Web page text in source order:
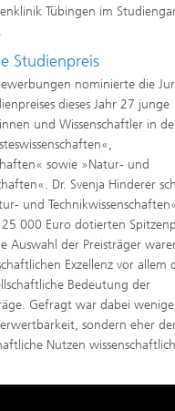
Tübingen im
Studienpreis
nominierte die
dieses Jahr 27 junge
und Wissenschaftler in
sowie »Natur- und
Dr. Svenja Hinderer
und
000 Euro dotierten
Auswahl der Preisträger
Exzellenz vor allem
Bedeutung der
Gefragt war dabei
sondern eher
Nutzen